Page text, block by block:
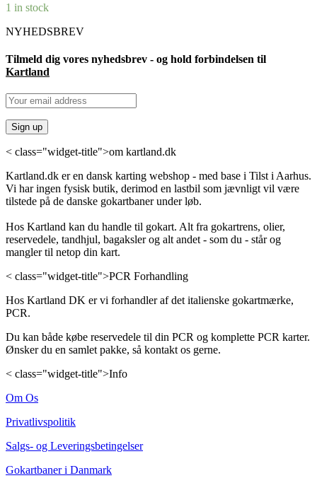
1 in stock
NYHEDSBREV
Tilmeld dig vores nyhedsbrev - og hold forbindelsen til
Kartland
< class="widget-title">om kartland.dk
Kartland.dk er en dansk karting webshop - med base i Tilst i Aarhus.
Vi har ingen fysisk butik, derimod en lastbil som jævnligt vil være
tilstede på de danske gokartbaner under løb.
Hos Kartland kan du handle til gokart. Alt fra gokartrens, olier,
reservedele, tandhjul, bagaksler og alt andet - som du - står og
mangler til netop din kart.
< class="widget-title">PCR Forhandling
Hos Kartland DK er vi forhandler af det italienske gokartmærke,
PCR.
Du kan både købe reservedele til din PCR og komplette PCR karter.
Ønsker du en samlet pakke, så kontakt os gerne.
< class="widget-title">Info
Om Os
Privatlivspolitik
Salgs- og Leveringsbetingelser
Gokartbaner i Danmark